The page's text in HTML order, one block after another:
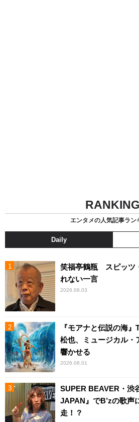
RANKING
エンタメの人気記事ラン
Daily
笑福亭鶴瓶 スピッツ
れない一言
2026.08.03
『モアナと伝説の海
松也、ミュージカル・
響かせる
2026.08.01
SUPER BEAVER・渋
JAPAN』でB’zの歌声
走！？